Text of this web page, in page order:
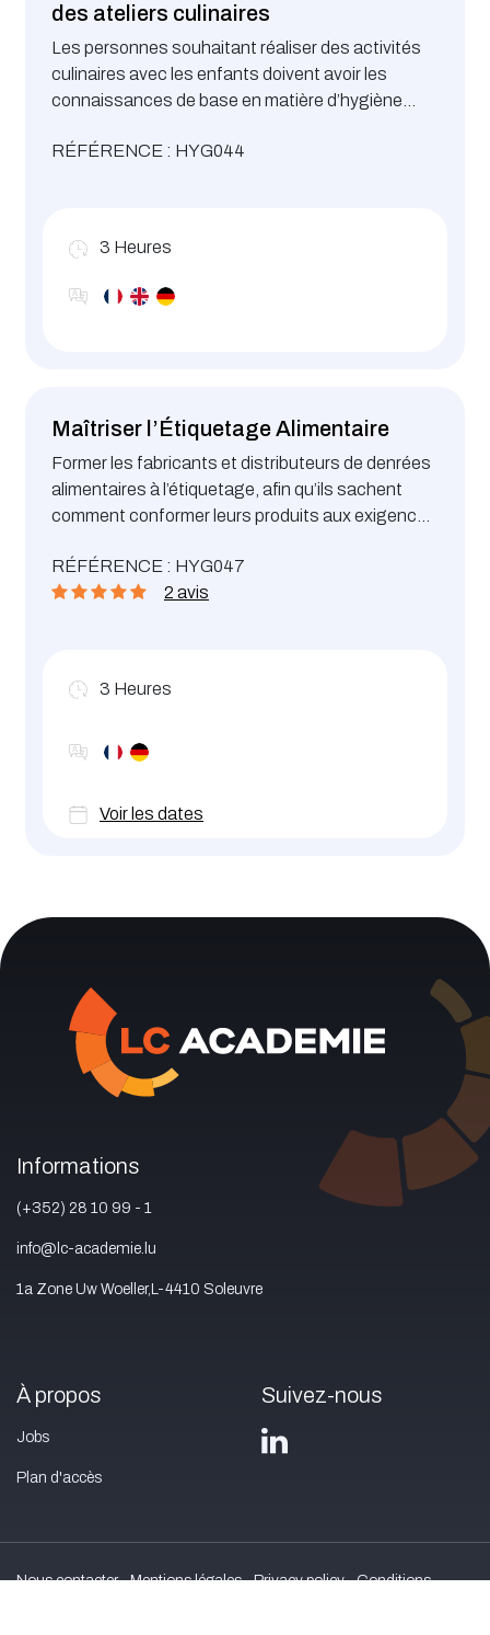
des ateliers culinaires
Les personnes souhaitant réaliser des activités
culinaires avec les enfants doivent avoir les
connaissances de base en matière d’hygiène
RÉFÉRENCE : HYG044
3 Heures
Maîtriser l’Étiquetage Alimentaire
Former les fabricants et distributeurs de denrées
alimentaires à l’étiquetage, afin qu’ils sachent
comment conformer leurs produits aux exigences
obligatoires au consommateur.
RÉFÉRENCE : HYG047
2 avis
3 Heures
Voir les dates
Informations
(+352) 28 10 99 - 1
info@lc-academie.lu
1a Zone Uw Woeller,L-4410 Soleuvre
À propos
Jobs
Plan d'accès
Suivez-nous
Nous contacter Mentions légales Privacy policy
Conditions